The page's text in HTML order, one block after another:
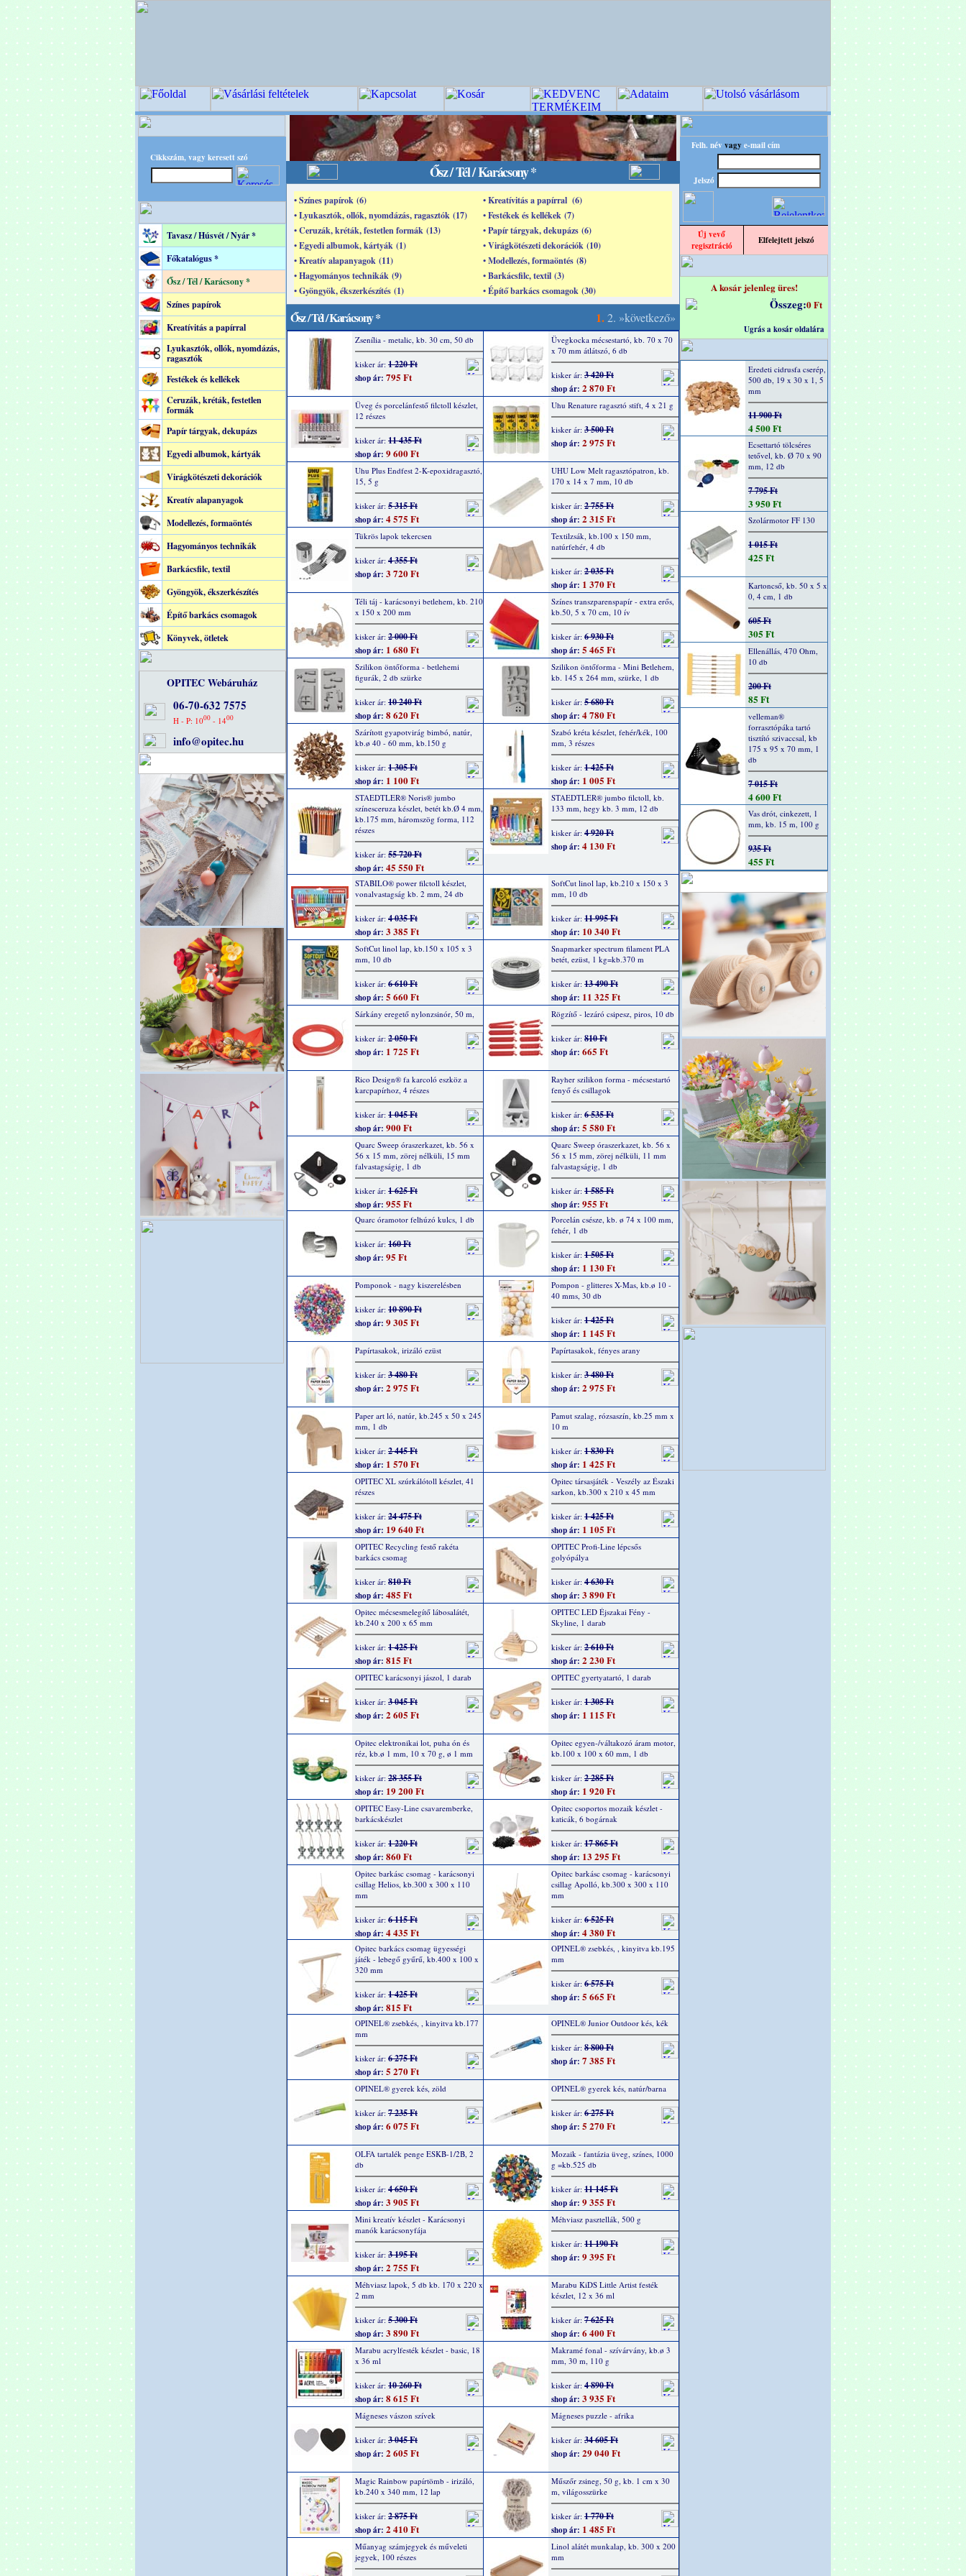
Cikkszám, vagy keresett szó
Tavasz / Húsvét / Nyár *
Főkatalógus *
Ősz / Tél / Karácsony *
Színes papírok
Kreatívitás a papírral
Lyukasztók, ollók, nyomdázás,
ragasztók
Festékek és kellékek
Ceruzák, kréták, festetlen
formák
Papír tárgyak, dekupázs
Egyedi albumok, kártyák
Virágkötészeti dekorációk
Kreatív alapanyagok
Modellezés, formaöntés
Hagyományos technikák
Barkácsfilc, textil
Gyöngyök, ékszerkészítés
Építő barkács csomagok
Könyvek, ötletek
OPITEC Webáruház
06-70-632 7575
H - P: 1000- 1400
info@opitec.hu
Ősz / Tél / Karácsony *
• Színes papírok (6)
• Kreatívitás a papírral (6)
• Lyukasztók, ollók, nyomdázás, ragasztók (17)
• Festékek és kellékek (7)
• Ceruzák, kréták, festetlen formák (13)
• Papír tárgyak, dekupázs (6)
• Egyedi albumok, kártyák (1)
• Virágkötészeti dekorációk (10)
• Kreatív alapanyagok (11)
• Modellezés, formaöntés (8)
• Hagyományos technikák (9)
• Barkácsfilc, textil (3)
• Gyöngyök, ékszerkészítés (1)
• Építő barkács csomagok (30)
Ősz / Tél / Karácsony * 1.2. »következő»
Zsenília - metalic, kb. 30 cm, 50 db
kisker ár: 1 220 Ft
shop ár: 795 Ft
Üvegkocka mécsestartó, kb. 70 x 70
x 70 mm átlátszó, 6 db
kisker ár: 3 420 Ft
shop ár: 2 870 Ft
Üveg és porcelánfestő filctoll készlet,
12 részes
kisker ár: 11 435 Ft
shop ár: 9 600 Ft
Uhu Renature ragasztó stift, 4 x 21 g
kisker ár: 3 500 Ft
shop ár: 2 975 Ft
Uhu Plus Endfest 2-K-epoxidragasztó,
15, 5 g
kisker ár: 5 315 Ft
shop ár: 4 575 Ft
UHU Low Melt ragasztópatron, kb.
170 x 14 x 7 mm, 10 db
kisker ár: 2 755 Ft
shop ár: 2 315 Ft
Tükrös lapok tekercsen
kisker ár: 4 355 Ft
shop ár: 3 720 Ft
Textilzsák, kb.100 x 150 mm,
natúrfehér, 4 db
kisker ár: 2 035 Ft
shop ár: 1 370 Ft
Téli táj - karácsonyi betlehem, kb. 210
x 150 x 200 mm
kisker ár: 2 000 Ft
shop ár: 1 680 Ft
Színes transzparenspapír - extra erős,
kb.50, 5 x 70 cm, 10 ív
kisker ár: 6 930 Ft
shop ár: 5 465 Ft
Szilikon öntőforma - betlehemi
figurák, 2 db szürke
kisker ár: 10 240 Ft
shop ár: 8 620 Ft
Szilikon öntőforma - Mini Betlehem,
kb. 145 x 264 mm, szürke, 1 db
kisker ár: 5 680 Ft
shop ár: 4 780 Ft
Szárított gyapotvirág bimbó, natúr,
kb.ø 40 - 60 mm, kb.150 g
kisker ár: 1 305 Ft
shop ár: 1 100 Ft
Szabó kréta készlet, fehér/kék, 100
mm, 3 részes
kisker ár: 1 425 Ft
shop ár: 1 005 Ft
STAEDTLER® Noris® jumbo
színesceruza készlet, betét kb.Ø 4 mm,
kb.175 mm, háromszög forma, 112
részes
kisker ár: 55 720 Ft
shop ár: 45 550 Ft
STAEDTLER® jumbo filctoll, kb.
133 mm, hegy kb. 3 mm, 12 db
kisker ár: 4 920 Ft
shop ár: 4 130 Ft
STABILO® power filctoll készlet,
vonalvastagság kb. 2 mm, 24 db
kisker ár: 4 035 Ft
shop ár: 3 385 Ft
SoftCut linol lap, kb.210 x 150 x 3
mm, 10 db
kisker ár: 11 995 Ft
shop ár: 10 340 Ft
SoftCut linol lap, kb.150 x 105 x 3
mm, 10 db
kisker ár: 6 610 Ft
shop ár: 5 660 Ft
Snapmarker spectrum filament PLA
betét, ezüst, 1 kg=kb.370 m
kisker ár: 13 490 Ft
shop ár: 11 325 Ft
Sárkány eregető nylonzsinór, 50 m,
kisker ár: 2 050 Ft
shop ár: 1 725 Ft
Rögzítő - lezáró csipesz, piros, 10 db
kisker ár: 810 Ft
shop ár: 665 Ft
Rico Design® fa karcoló eszköz a
karcpapírhoz, 4 részes
kisker ár: 1 045 Ft
shop ár: 900 Ft
Rayher szilikon forma - mécsestartó
fenyő és csillagok
kisker ár: 6 535 Ft
shop ár: 5 580 Ft
Quarc Sweep óraszerkazet, kb. 56 x
56 x 15 mm, zörej nélküli, 15 mm
falvastagságig, 1 db
kisker ár: 1 625 Ft
shop ár: 955 Ft
Quarc Sweep óraszerkazet, kb. 56 x
56 x 15 mm, zörej nélküli, 11 mm
falvastagságig, 1 db
kisker ár: 1 585 Ft
shop ár: 955 Ft
Quarc óramotor felhúzó kulcs, 1 db
kisker ár: 160 Ft
shop ár: 95 Ft
Porcelán csésze, kb. ø 74 x 100 mm,
fehér, 1 db
kisker ár: 1 505 Ft
shop ár: 1 130 Ft
Pomponok - nagy kiszerelésben
kisker ár: 10 890 Ft
shop ár: 9 305 Ft
Pompon - glitteres X-Mas, kb.ø 10 -
40 mms, 30 db
kisker ár: 1 425 Ft
shop ár: 1 145 Ft
Papírtasakok, irizáló ezüst
kisker ár: 3 480 Ft
shop ár: 2 975 Ft
Papírtasakok, fényes arany
kisker ár: 3 480 Ft
shop ár: 2 975 Ft
Paper art ló, natúr, kb.245 x 50 x 245
mm, 1 db
kisker ár: 2 445 Ft
shop ár: 1 570 Ft
Pamut szalag, rózsaszín, kb.25 mm x
10 m
kisker ár: 1 830 Ft
shop ár: 1 425 Ft
OPITEC XL szúrkálótoll készlet, 41
részes
kisker ár: 24 475 Ft
shop ár: 19 640 Ft
Opitec társasjáték - Veszély az Északi
sarkon, kb.300 x 210 x 45 mm
kisker ár: 1 425 Ft
shop ár: 1 105 Ft
OPITEC Recycling festő rakéta
barkács csomag
kisker ár: 810 Ft
shop ár: 485 Ft
OPITEC Profi-Line lépcsős
golyópálya
kisker ár: 4 630 Ft
shop ár: 3 890 Ft
Opitec mécsesmelegítő lábosalátét,
kb.240 x 200 x 65 mm
kisker ár: 1 425 Ft
shop ár: 815 Ft
OPITEC LED Éjszakai Fény -
Skyline, 1 darab
kisker ár: 2 610 Ft
shop ár: 2 230 Ft
OPITEC karácsonyi jászol, 1 darab
kisker ár: 3 045 Ft
shop ár: 2 605 Ft
OPITEC gyertyatartó, 1 darab
kisker ár: 1 305 Ft
shop ár: 1 115 Ft
Opitec elektronikai lot, puha ón és
réz, kb.ø 1 mm, 10 x 70 g, ø 1 mm
kisker ár: 28 355 Ft
shop ár: 19 200 Ft
Opitec egyen-/váltakozó áram motor,
kb.100 x 100 x 60 mm, 1 db
kisker ár: 2 285 Ft
shop ár: 1 920 Ft
OPITEC Easy-Line csavaremberke,
barkácskészlet
kisker ár: 1 220 Ft
shop ár: 860 Ft
Opitec csoportos mozaik készlet -
katicák, 6 bogárnak
kisker ár: 17 865 Ft
shop ár: 13 295 Ft
Opitec barkásc csomag - karácsonyi
csillag Helios, kb.300 x 300 x 110
mm
kisker ár: 6 115 Ft
shop ár: 4 435 Ft
Opitec barkásc csomag - karácsonyi
csillag Apolló, kb.300 x 300 x 110
mm
kisker ár: 6 525 Ft
shop ár: 4 380 Ft
Opitec barkács csomag ügyességi
játék - lebegő gyűrű, kb.400 x 100 x
320 mm
kisker ár: 1 425 Ft
shop ár: 815 Ft
OPINEL® zsebkés, , kinyitva kb.195
mm
kisker ár: 6 575 Ft
shop ár: 5 665 Ft
OPINEL® zsebkés, , kinyitva kb.177
mm
kisker ár: 6 275 Ft
shop ár: 5 270 Ft
OPINEL® Junior Outdoor kés, kék
kisker ár: 8 800 Ft
shop ár: 7 385 Ft
OPINEL® gyerek kés, zöld
kisker ár: 7 235 Ft
shop ár: 6 075 Ft
OPINEL® gyerek kés, natúr/barna
kisker ár: 6 275 Ft
shop ár: 5 270 Ft
OLFA tartalék penge ESKB-1/2B, 2
db
kisker ár: 4 650 Ft
shop ár: 3 905 Ft
Mozaik - fantázia üveg, színes, 1000
g =kb.525 db
kisker ár: 11 145 Ft
shop ár: 9 355 Ft
Mini kreatív készlet - Karácsonyi
manók karácsonyfája
kisker ár: 3 195 Ft
shop ár: 2 755 Ft
Méhviasz pasztellák, 500 g
kisker ár: 11 190 Ft
shop ár: 9 395 Ft
Méhviasz lapok, 5 db kb. 170 x 220 x
2 mm
kisker ár: 5 300 Ft
shop ár: 3 890 Ft
Marabu KiDS Little Artist festék
készlet, 12 x 36 ml
kisker ár: 7 625 Ft
shop ár: 6 400 Ft
Marabu acrylfesték készlet - basic, 18
x 36 ml
kisker ár: 10 260 Ft
shop ár: 8 615 Ft
Makramé fonal - szívárvány, kb.ø 3
mm, 30 m, 110 g
kisker ár: 4 890 Ft
shop ár: 3 935 Ft
Mágneses vászon szívek
kisker ár: 3 045 Ft
shop ár: 2 605 Ft
Mágneses puzzle - afrika
kisker ár: 34 605 Ft
shop ár: 29 040 Ft
Magic Rainbow papírtömb - irizáló,
kb.240 x 340 mm, 12 lap
kisker ár: 2 875 Ft
shop ár: 2 410 Ft
Műszőr zsineg, 50 g, kb. 1 cm x 30
m, világosszürke
kisker ár: 1 770 Ft
shop ár: 1 485 Ft
Műanyag számjegyek és műveleti
jegyek, 100 részes
Linol alátét munkalap, kb. 300 x 200
mm
Felh. név vagy e-mail cím
Jelszó
Új vevő
regisztráció
Elfelejtett jelszó
A kosár jelenleg üres!
Összeg:0 Ft
Ugrás a kosár oldalára
Eredeti cidrusfa cserép,
500 db, 19 x 30 x 1, 5
mm
11 900 Ft
4 500 Ft
Ecsettartó tölcséres
tetővel, kb. Ø 70 x 90
mm, 12 db
7 795 Ft
3 950 Ft
Szolármotor FF 130
1 015 Ft
425 Ft
Kartoncső, kb. 50 x 5 x
0, 4 cm, 1 db
605 Ft
305 Ft
Ellenállás, 470 Ohm,
10 db
200 Ft
85 Ft
velleman®
forrasztópáka tartó
tisztító szivaccsal, kb
175 x 95 x 70 mm, 1
db
7 015 Ft
4 600 Ft
Vas drót, cinkezett, 1
mm, kb. 15 m, 100 g
935 Ft
455 Ft